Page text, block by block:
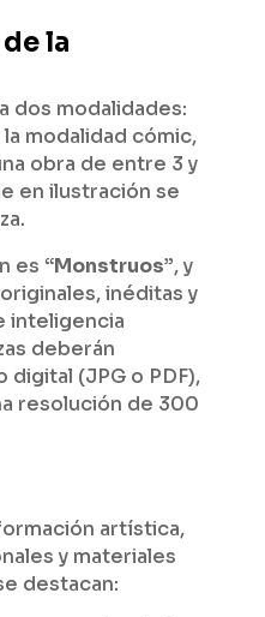
la
dos modalidades:
modalidad cómic,
obra de entre 3 y
en ilustración se
es “Monstruos”, y
inéditas y
inteligencia
deberán
(JPG o PDF),
resolución de 300
artística,
y materiales
destacan: